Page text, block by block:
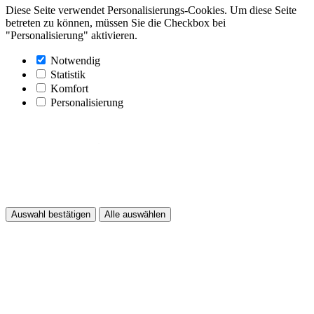
Diese Seite verwendet Personalisierungs-Cookies. Um diese Seite
betreten zu können, müssen Sie die Checkbox bei
"Personalisierung" aktivieren.
Notwendig
Statistik
Komfort
Personalisierung
Auswahl bestätigen Alle auswählen